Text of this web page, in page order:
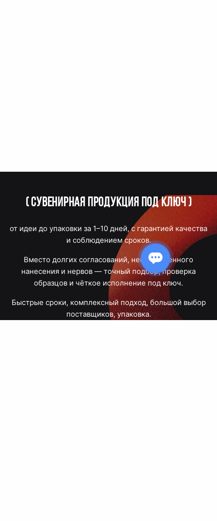
(Сувенирная продукция под ключ)
от идеи до упаковки за 1–10 дней, с гарантией качества
и соблюдением сроков.
Вместо долгих согласований, некачественного
нанесения и нервов — точный подбор, проверка
образцов и чёткое исполнение под ключ.
Быстрые сроки, комплексный подход, большой выбор
поставщиков, упаковка.